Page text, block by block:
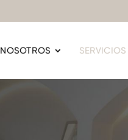
NOSOTROS SERVICIOS